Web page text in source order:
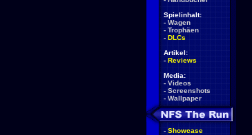
Spielinhalt:
- Wagen
- Trophäen
- DLCs
Artikel:
- Reviews
Media:
- Videos
- Screenshots
- Wallpaper
- Showcase